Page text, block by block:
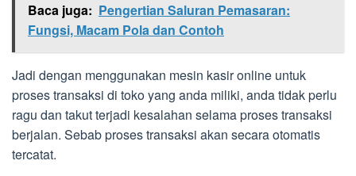
Baca juga: Pengertian Saluran Pemasaran:
Fungsi, Macam Pola dan Contoh
Jadi dengan menggunakan mesin kasir online untuk
proses transaksi di toko yang anda miliki, anda tidak perlu
ragu dan takut terjadi kesalahan selama proses transaksi
berjalan. Sebab proses transaksi akan secara otomatis
tercatat.